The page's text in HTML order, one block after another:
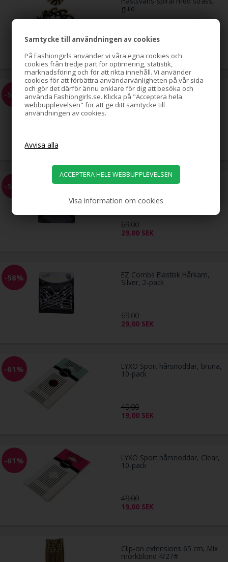
Samtycke till användningen av cookies
På Fashiongirls använder vi våra egna cookies och
cookies från tredje part för optimering, statistik,
marknadsföring och för att rikta innehåll. Vi använder
cookies för att förbättra användarvänligheten på vår sida
och gör det därför ännu enklare för dig att besöka och
använda Fashiongirls.se. Klicka på "Acceptera hela
webbupplevelsen" för att ge ditt samtycke till
användningen av cookies.
Visa information om cookies
guld
79,00 SEK
-51% Hästsvans-spiral med strass,
silver
-58% EZ Combs elastisk hårkam,
69,00
29,00 SEK
-58% EZ Combs Elastisk Hårkam,
Silver, 2-pack
69,00
29,00 SEK
-61% LYXO Sport hårsnoddar, bruna,
10-pack
49,00
19,00 SEK
-61% LYXO Sport hårsnoddar, Clear,
10-pack
49,00
19,00 SEK
Clip-on extensions 65 cm, Mix
mörkblond 4/27#